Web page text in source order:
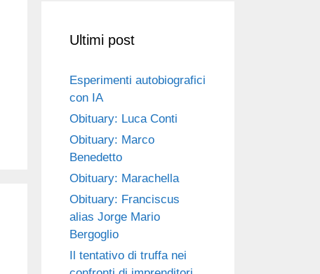
Ultimi post
Esperimenti autobiografici
con IA
Obituary: Luca Conti
Obituary: Marco
Benedetto
Obituary: Marachella
Obituary: Franciscus
alias Jorge Mario
Bergoglio
Il tentativo di truffa nei